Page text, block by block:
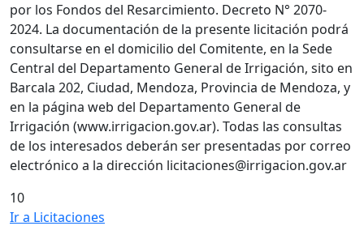
por los Fondos del Resarcimiento. Decreto N° 2070-
2024. La documentación de la presente licitación podrá
consultarse en el domicilio del Comitente, en la Sede
Central del Departamento General de Irrigación, sito en
Barcala 202, Ciudad, Mendoza, Provincia de Mendoza, y
en la página web del Departamento General de
Irrigación (www.irrigacion.gov.ar). Todas las consultas
de los interesados deberán ser presentadas por correo
electrónico a la dirección licitaciones@irrigacion.gov.ar
10
Ir a Licitaciones